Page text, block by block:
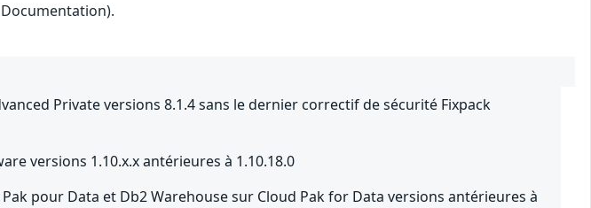
Private versions 8.1.4 sans le dernier correctif de sécurité Fixpack
versions 1.10.x.x antérieures à 1.10.18.0
pour Data et Db2 Warehouse sur Cloud Pak for Data versions antérieures à